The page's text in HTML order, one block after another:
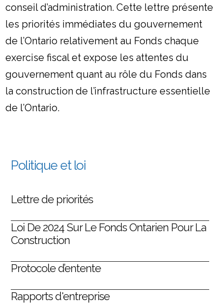
conseil d’administration. Cette lettre présente
les priorités immédiates du gouvernement
de l’Ontario relativement au Fonds chaque
exercise fiscal et expose les attentes du
gouvernement quant au rôle du Fonds dans
la construction de l’infrastructure essentielle
de l’Ontario.
Politique et loi
Lettre de priorités
Loi De 2024 Sur Le Fonds Ontarien Pour La
Construction
Protocole d’entente
Rapports d'entreprise